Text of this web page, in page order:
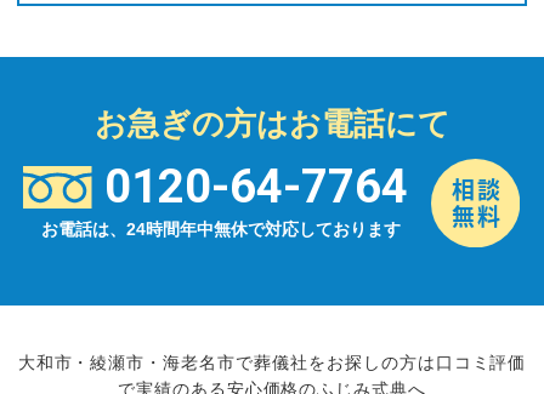
お急ぎの方はお電話にて
0120-64-7764
お電話は、24時間年中無休で対応しております
大和市・綾瀬市・海老名市で葬儀社をお探しの方は口コミ評価
で実績のある安心価格のふじみ式典へ